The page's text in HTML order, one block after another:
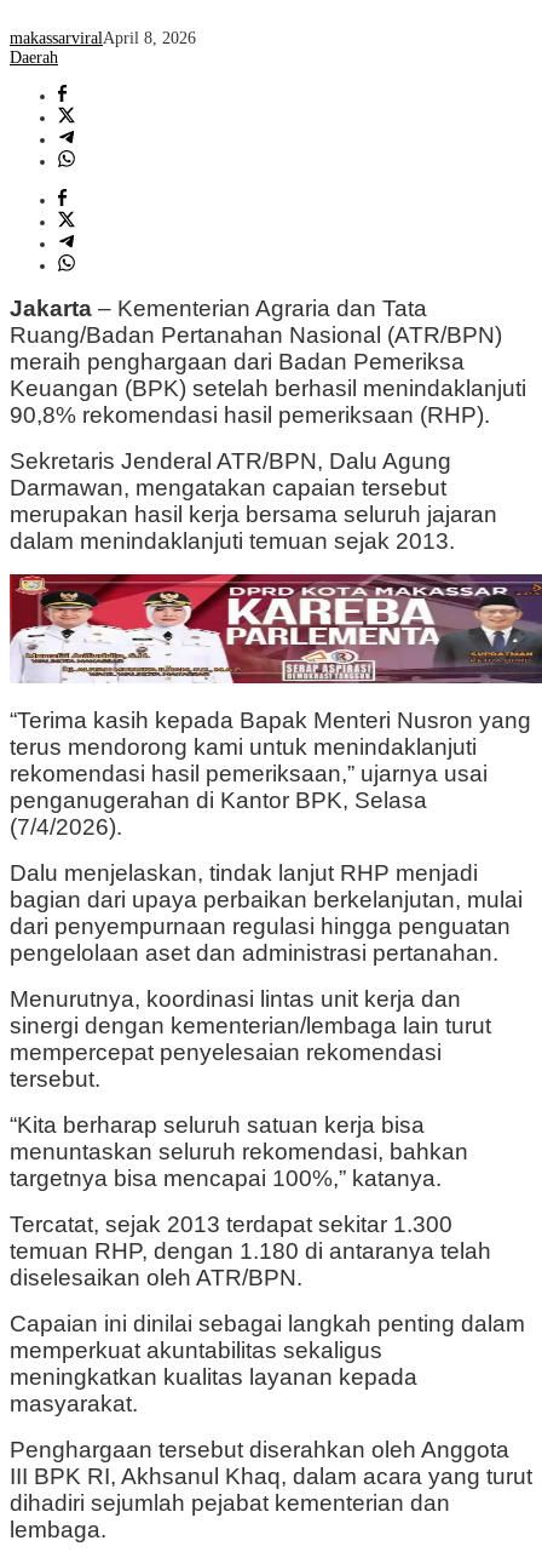
makassarviralApril 8, 2026
Daerah
Jakarta – Kementerian Agraria dan Tata
Ruang/Badan Pertanahan Nasional (ATR/BPN)
meraih penghargaan dari Badan Pemeriksa
Keuangan (BPK) setelah berhasil menindaklanjuti
90,8% rekomendasi hasil pemeriksaan (RHP).
Sekretaris Jenderal ATR/BPN, Dalu Agung
Darmawan, mengatakan capaian tersebut
merupakan hasil kerja bersama seluruh jajaran
dalam menindaklanjuti temuan sejak 2013.
“Terima kasih kepada Bapak Menteri Nusron yang
terus mendorong kami untuk menindaklanjuti
rekomendasi hasil pemeriksaan,” ujarnya usai
penganugerahan di Kantor BPK, Selasa
(7/4/2026).
Dalu menjelaskan, tindak lanjut RHP menjadi
bagian dari upaya perbaikan berkelanjutan, mulai
dari penyempurnaan regulasi hingga penguatan
pengelolaan aset dan administrasi pertanahan.
Menurutnya, koordinasi lintas unit kerja dan
sinergi dengan kementerian/lembaga lain turut
mempercepat penyelesaian rekomendasi
tersebut.
“Kita berharap seluruh satuan kerja bisa
menuntaskan seluruh rekomendasi, bahkan
targetnya bisa mencapai 100%,” katanya.
Tercatat, sejak 2013 terdapat sekitar 1.300
temuan RHP, dengan 1.180 di antaranya telah
diselesaikan oleh ATR/BPN.
Capaian ini dinilai sebagai langkah penting dalam
memperkuat akuntabilitas sekaligus
meningkatkan kualitas layanan kepada
masyarakat.
Penghargaan tersebut diserahkan oleh Anggota
III BPK RI, Akhsanul Khaq, dalam acara yang turut
dihadiri sejumlah pejabat kementerian dan
lembaga.